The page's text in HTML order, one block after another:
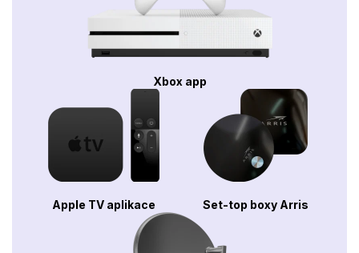
Xbox app
Apple TV aplikace Set-top boxy Arris